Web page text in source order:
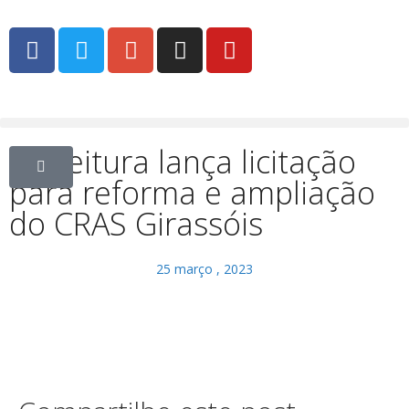
Prefeitura lança licitação
para reforma e ampliação
do CRAS Girassóis
25 março , 2023